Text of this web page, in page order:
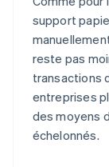
support
reste pas
transactions
entreprises
des moyens
échelonnés.